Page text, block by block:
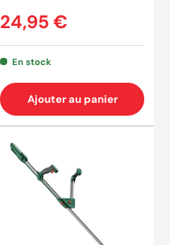
24,95 €
En stock
Ajouter au panier